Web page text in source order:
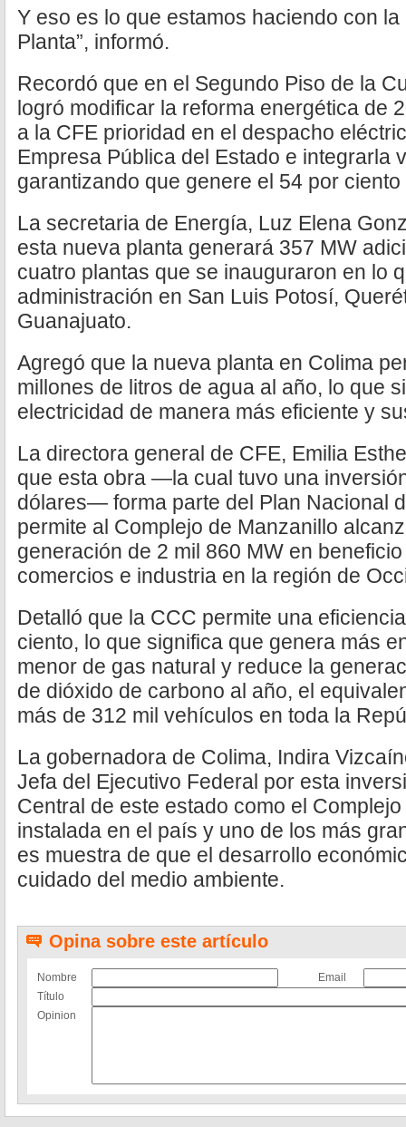
Y eso es lo que estamos haciendo con
Planta”, informó.
Recordó que en el Segundo Piso de la
logró modificar la reforma energética de
a la CFE prioridad en el despacho
Empresa Pública del Estado e integrarla
garantizando que genere el 54 por
La secretaria de Energía, Luz Elena
esta nueva planta generará 357 MW
cuatro plantas que se inauguraron en lo
administración en San Luis Potosí,
Guanajuato.
Agregó que la nueva planta en Colima
millones de litros de agua al año, lo que
electricidad de manera más eficiente y
La directora general de CFE, Emilia
que esta obra —la cual tuvo una
dólares— forma parte del Plan Nacional
permite al Complejo de Manzanillo
generación de 2 mil 860 MW en
comercios e industria en la región de
Detalló que la CCC permite una
ciento, lo que significa que genera más
menor de gas natural y reduce la
de dióxido de carbono al año, el
más de 312 mil vehículos en toda la
La gobernadora de Colima, Indira
Jefa del Ejecutivo Federal por esta
Central de este estado como el
instalada en el país y uno de los más
es muestra de que el desarrollo
cuidado del medio ambiente.
Opina sobre este artículo
Nombre
Email
Título
Opinion